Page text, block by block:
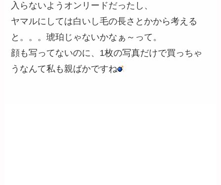
入らないようオンリードだったし、
ヤマルにしては白いし毛の長さとかから考える
と。。。琥珀じゃないかなぁ～って。
顔も写ってないのに、1枚の写真だけで買っちゃ
うなんて私も親ばかですね